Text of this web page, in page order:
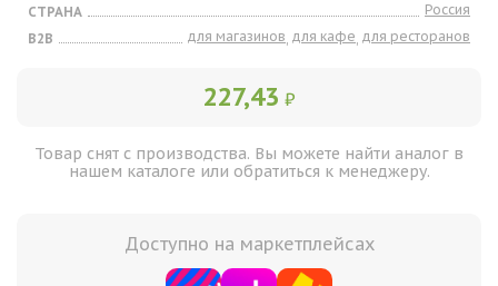
СТРАНА
Россия
B2B
для магазинов, для кафе, для ресторанов
227,43 ₽
Товар снят с производства. Вы можете найти аналог в
нашем каталоге или обратиться к менеджеру.
Доступно на маркетплейсах